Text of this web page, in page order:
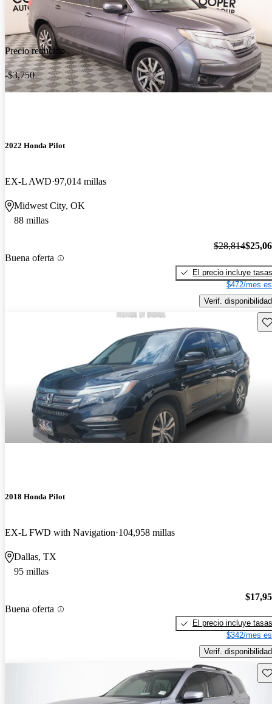
Precio reducido
-$3,750
2022 Honda Pilot
EX-L AWD 97,014 millas
Midwest City, OK
88 millas
Buena oferta
$28,814
El precio incluye tasas
$472/mes
Verif. disponibilidad
2018 Honda Pilot
EX-L FWD with Navigation 104,958 millas
Dallas, TX
95 millas
Buena oferta
El precio incluye tasas
$342/mes
Verif. disponibilidad